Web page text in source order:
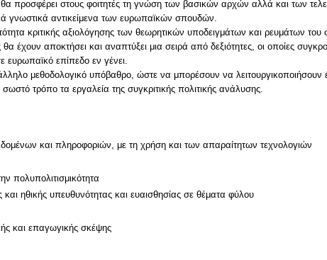
προσφέρει στους φοιτητές τη γνώση των βασικών αρχών αλλά και των
γνωστικά αντικείμενα των ευρωπαϊκών σπουδών.
κριτικής αξιολόγησης των θεωρητικών υποδειγμάτων και ρευμάτων του
έχουν αποκτήσει και αναπτύξει μια σειρά από δεξιότητες, οι οποίες
ευρωπαϊκό επίπεδο εν γένει.
μεθοδολογικό υπόβαθρο, ώστε να μπορέσουν να λειτουργικοποιήσουν
και πληροφοριών, με τη χρήση και των απαραίτητων τεχνολογιών
πολυπολιτισμικότητα
και ηθικής υπευθυνότητας και ευαισθησίας σε θέματα φύλου
και επαγωγικής σκέψης